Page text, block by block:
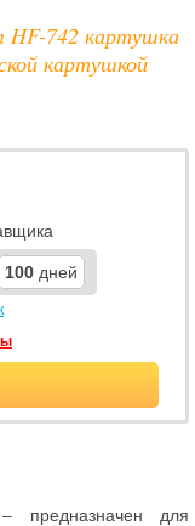
HF-742 картушка
картушкой
100 дней
предназначен для